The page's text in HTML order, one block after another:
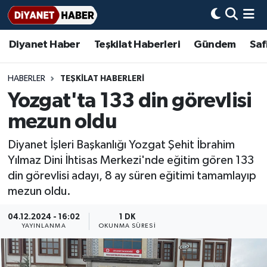
Diyanet Haber Teşkilat Haberleri Gündem
HABERLER TEŞKİLAT HABERLERİ
Yozgat'ta 133 din görevlisi
mezun oldu
Diyanet İşleri Başkanlığı Yozgat Şehit İbrahim
Yılmaz Dini İhtisas Merkezi'nde eğitim gören 133
din görevlisi adayı, 8 ay süren eğitimi tamamlayıp
mezun oldu.
04.12.2024 - 16:02
YAYINLANMA
1 DK
OKUNMA SÜRESI
Diyanet Haber
Teşkilat Haberleri
Adana Müftülüğü
Adıyaman Müftülüğü
Afyonkarahisar Müftülüğü
Ağrı Müftülüğü
Aksaray Müftülüğü
Amasya Müftülüğü
Ankara Müftülüğü
Antalya Müftülüğü
Gündem
#Keşfet
Bir Ayet
Bir Hikaye
Biyografiler
Dini kavramlar
Diyanet Bilgi
Diyanet Takvimi
Dualar
Hadislerle İslam
Basında Bugün
DİYANET eKİTAP
Diyanet Dergi
Aile Dergisi
Aylık Dergi
TDV
İmam Hatip Okulları
Başmakale
Hadis-i Şerifler
Hayat Okumaları
Nöbetçi Eczaneler
Hava Durumu
Ankara Namaz Vakitleri
Trafik Durumu
Süper Lig Puan Durumu ve Fikstür
Tüm Manşetler
Son Dakika Haberleri
Haber Arşivi